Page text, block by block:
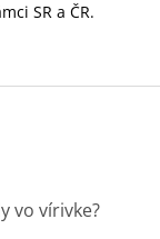
SR a ČR.
vo vírivke?